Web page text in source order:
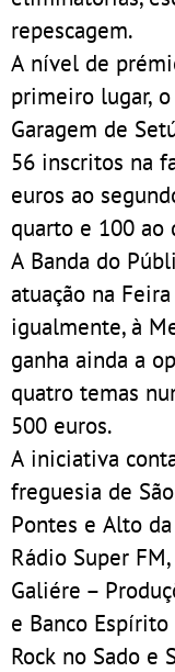
repescagem.
A nível de
primeiro lugar, o
Garagem de
56 inscritos na
euros ao
quarto e 100 ao
A Banda do
atuação na
igualmente, à
ganha ainda a
quatro temas
500 euros.
A iniciativa
freguesia de
Pontes e Alto
Rádio Super
Galiére –
e Banco
Rock no Sado e